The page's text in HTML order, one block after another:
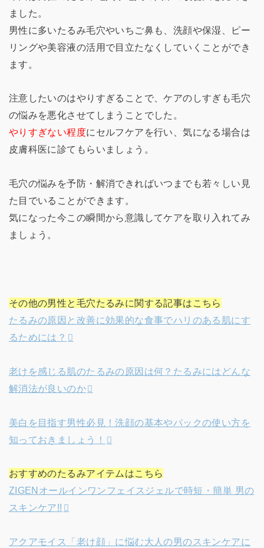
ました。
男性に多いたるみ毛穴やいちご鼻も、洗顔や保湿、ピー
リングや美容液の活用で目立たなくしていくことができ
ます。
注意したいのはやりすぎることで、ケアのしすぎも毛穴
の悩みを悪化させてしまうことでした。
やりすぎない程度にセルフケアを行い、気になる場合は
皮膚科医に診てもらいましょう。
毛穴の悩みを予防・解消できればいつまでも若々しい見
た目でいることができます。
気になった今この瞬間から意識してケアを取り入れてみ
ましょう。
その他の男性と毛穴たるみに関する記事はこちら
たるみの原因と改善に効果的な食事でハリのある肌にす
るためには？
老けを感じる肌のたるみの原因は何？たるみにはどんな
解消法が良いのか
美白を目指す男性必見！洗顔の基本やパックの使い方を
知っておきましょう！
おすすめのたるみアイテムはこちら
ZIGENオールインワンフェイスジェルで時短・簡単 男の
スキンケア!!
アクアモイス「老け顔」に悩む大人の男のスキンケアに